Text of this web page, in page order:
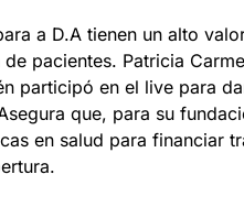
a D.A tienen un alto
pacientes. Patricia
participó en el live para
que, para su
en salud para financiar